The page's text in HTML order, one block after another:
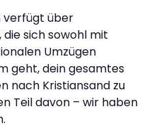
verfügt über
sich sowohl mit
Umzügen
geht, dein gesamtes
nach Kristiansand zu
Teil davon – wir haben